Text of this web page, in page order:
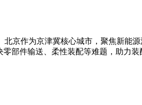
京作为京津冀核心城市，聚焦新能
部件输送、柔性装配等难题，助力装